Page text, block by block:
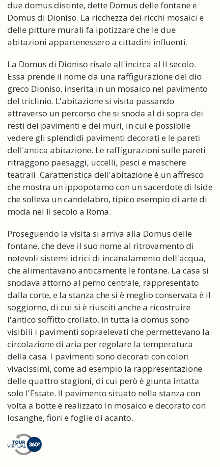
due domus distinte, dette Domus delle fontane e
Domus di Dioniso. La ricchezza dei ricchi mosaici e
delle pitture murali fa ipotizzare che le due
abitazioni appartenessero a cittadini influenti.
La Domus di Dioniso risale all'incirca al II secolo.
Essa prende il nome da una raffigurazione del dio
greco Dioniso, inserita in un mosaico nel pavimento
del triclinio. L'abitazione si visita passando
attraverso un percorso che si snoda al di sopra dei
resti dei pavimenti e dei muri, in cui è possibile
vedere gli splendidi pavimenti decorati e le pareti
dell'antica abitazione. Le raffigurazioni sulle pareti
ritraggono paesaggi, uccelli, pesci e maschere
teatrali. Caratteristica dell'abitazione è un affresco
che mostra un ippopotamo con un sacerdote di Iside
che solleva un candelabro, tipico esempio di arte di
moda nel II secolo a Roma.
Proseguendo la visita si arriva alla Domus delle
fontane, che deve il suo nome al ritrovamento di
notevoli sistemi idrici di incanalamento dell'acqua,
che alimentavano anticamente le fontane. La casa si
snodava attorno al perno centrale, rappresentato
dalla corte, e la stanza che si è meglio conservata è il
soggiorno, di cui si è riusciti anche a ricostruire
l'antico soffitto crollato. In tutta la domus sono
visibili i pavimenti sopraelevati che permettevano la
circolazione di aria per regolare la temperatura
della casa. I pavimenti sono decorati con colori
vivacissimi, come ad esempio la rappresentazione
delle quattro stagioni, di cui però è giunta intatta
solo l'Estate. Il pavimento situato nella stanza con
volta a botte è realizzato in mosaico e decorato con
losanghe, fiori e foglie di acanto.